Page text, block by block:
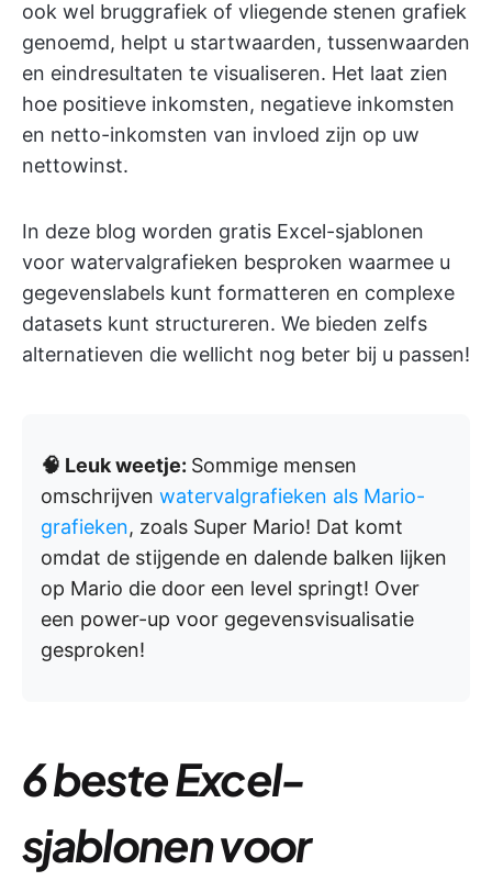
ook wel bruggrafiek of vliegende stenen grafiek
genoemd, helpt u startwaarden, tussenwaarden
en eindresultaten te visualiseren. Het laat zien
hoe positieve inkomsten, negatieve inkomsten
en netto-inkomsten van invloed zijn op uw
nettowinst.
In deze blog worden gratis Excel-sjablonen
voor watervalgrafieken besproken waarmee u
gegevenslabels kunt formatteren en complexe
datasets kunt structureren. We bieden zelfs
alternatieven die wellicht nog beter bij u passen!
🧠 Leuk weetje: Sommige mensen
omschrijven watervalgrafieken als Mario-
grafieken, zoals Super Mario! Dat komt
omdat de stijgende en dalende balken lijken
op Mario die door een level springt! Over
een power-up voor gegevensvisualisatie
gesproken!
6 beste Excel-
sjablonen voor